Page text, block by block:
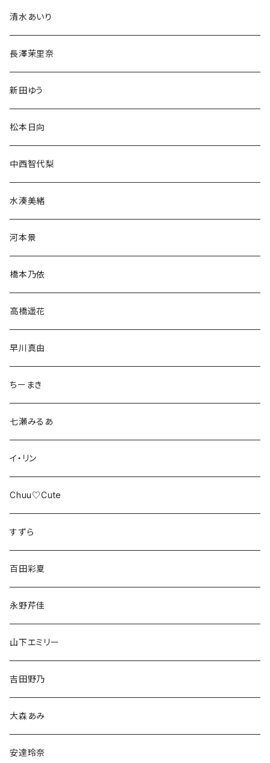
清水あいり
長澤茉里奈
新田ゆう
松本日向
中西智代梨
水湊美緒
河本景
橋本乃依
高橋遥花
早川真由
ちーまき
七瀬みるあ
イ・リン
Chuu♡Cute
すずら
百田彩夏
永野芹佳
山下エミリー
吉田野乃
大森あみ
安達玲奈